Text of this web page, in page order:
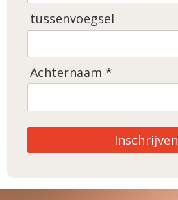
tussenvoegsel
Achternaam *
Inschrijven